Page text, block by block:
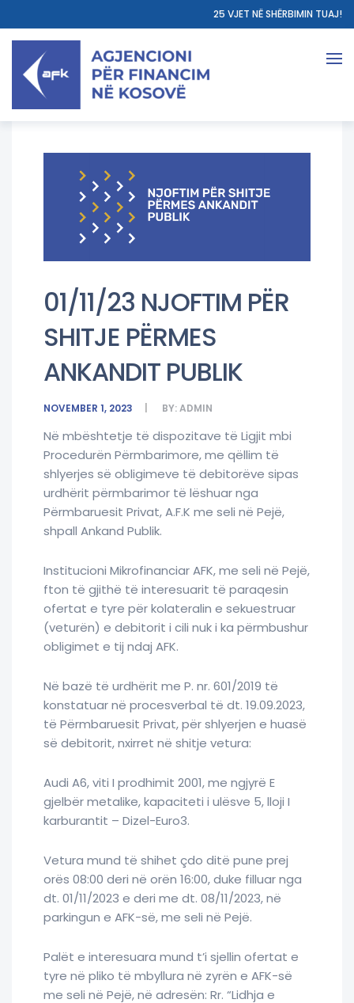
25 VJET NË SHËRBIMIN TUAJ!
01/11/23 NJOFTIM PËR
SHITJE PËRMES
ANKANDIT PUBLIK
NOVEMBER 1, 2023 BY:ADMIN
Në mbështetje të dispozitave të Ligjit mbi
Procedurën Përmbarimore, me qëllim të
shlyerjes së obligimeve të debitorëve sipas
urdhërit përmbarimor të lëshuar nga
Përmbaruesit Privat, A.F.K me seli në Pejë,
shpall Ankand Publik.
Institucioni Mikrofinanciar AFK, me seli në Pejë,
fton të gjithë të interesuarit të paraqesin
ofertat e tyre për kolateralin e sekuestruar
(veturën) e debitorit i cili nuk i ka përmbushur
obligimet e tij ndaj AFK.
Në bazë të urdhërit me P. nr. 601/2019 të
konstatuar në procesverbal të dt. 19.09.2023,
të Përmbaruesit Privat, për shlyerjen e huasë
së debitorit, nxirret në shitje vetura:
Audi A6, viti I prodhimit 2001, me ngjyrë E
gjelbër metalike, kapaciteti i ulësve 5, lloji I
karburantit – Dizel-Euro3.
Vetura mund të shihet çdo ditë pune prej
orës 08:00 deri në orën 16:00, duke filluar nga
dt. 01/11/2023 e deri me dt. 08/11/2023, në
parkingun e AFK-së, me seli në Pejë.
Palët e interesuara mund t’i sjellin ofertat e
tyre në pliko të mbyllura në zyrën e AFK-së
me seli në Pejë, në adresën: Rr. “Lidhja e